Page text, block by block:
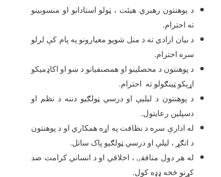
د پوهنتون رهبري هیئت ، ټولو استادانو او منسوبینو
ته احترام.
د بیان ازادي ته د منل شویو معیارونو په پام کې لرلو
سره احترام.
د پوهنتون د محصلینو او همصنفیانو د ښو او اکاډمیکو
اړیکو ټینګولو ته احترام.
د پوهنتون د لیلیې او درسي ټولګیو دننه د نظم او
دسپلین رعایتول.
له ادارې سره د نظافت په اړه همکاري او د پوهنتون
د انګړ ، لیلې او درسي ټولګیو پاک ساتل.
له هر دول منافقۍ ، اخلاقي او د انساني کرامت ضد
کړنو څخه ډډه کول.